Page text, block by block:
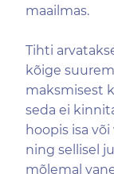
maailmas.
Tihti
kõige
maksmisest
seda ei
hoopis isa
ning sellisel
mõlemal